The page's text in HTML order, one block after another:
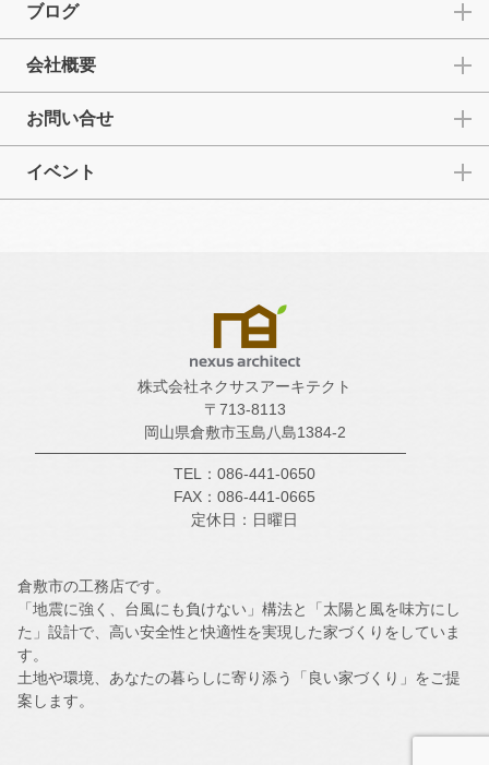
ブログ
会社概要
お問い合せ
イベント
株式会社ネクサスアーキテクト
〒713-8113
岡山県倉敷市玉島八島1384-2
TEL：086-441-0650
FAX：086-441-0665
定休日：日曜日
倉敷市の工務店です。
「地震に強く、台風にも負けない」構法と「太陽と風を味方にし
た」設計で、高い安全性と快適性を実現した家づくりをしていま
す。
土地や環境、あなたの暮らしに寄り添う「良い家づくり」をご提
案します。